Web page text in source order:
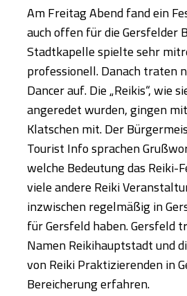
Am Freitag Abend fand ein
auch offen für die Gersfelder
Stadtkapelle spielte sehr
professionell. Danach traten
Dancer auf. Die „Reikis“, wie
angeredet wurden, gingen
Klatschen mit. Der
Tourist Info sprachen
welche Bedeutung das Reiki-
viele andere Reiki
inzwischen regelmäßig in
für Gersfeld haben. Gersfeld
Namen Reikihauptstadt und
von Reiki Praktizierenden in
Bereicherung erfahren.